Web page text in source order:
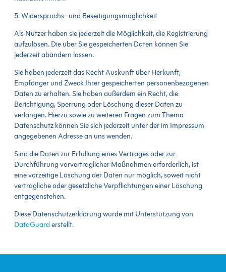
5. Widerspruchs- und Beseitigungsmöglichkeit
Als Nutzer haben sie jederzeit die Möglichkeit, die Registrierung
aufzulösen. Die über Sie gespeicherten Daten können Sie
jederzeit abändern lassen.
Sie haben jederzeit das Recht Auskunft über Herkunft,
Empfänger und Zweck Ihrer gespeicherten personenbezogenen
Daten zu erhalten. Sie haben außerdem ein Recht, die
Berichtigung, Sperrung oder Löschung dieser Daten zu
verlangen. Hierzu sowie zu weiteren Fragen zum Thema
Datenschutz können Sie sich jederzeit unter der im Impressum
angegebenen Adresse an uns wenden.
Sind die Daten zur Erfüllung eines Vertrages oder zur
Durchführung vorvertraglicher Maßnahmen erforderlich, ist
eine vorzeitige Löschung der Daten nur möglich, soweit nicht
vertragliche oder gesetzliche Verpflichtungen einer Löschung
entgegenstehen.
Diese Datenschutzerklärung wurde mit Unterstützung von
DataGuard erstellt.